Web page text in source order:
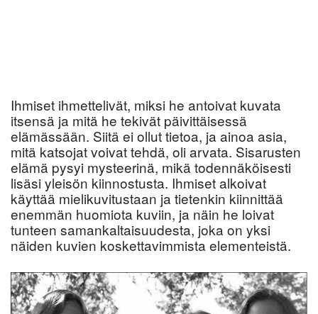
Ihmiset ihmettelivät, miksi he antoivat kuvata
itsensä ja mitä he tekivät päivittäisessä
elämässään. Siitä ei ollut tietoa, ja ainoa asia,
mitä katsojat voivat tehdä, oli arvata. Sisarusten
elämä pysyi mysteerinä, mikä todennäköisesti
lisäsi yleisön kiinnostusta. Ihmiset alkoivat
käyttää mielikuvitustaan ja tietenkin kiinnittää
enemmän huomiota kuviin, ja näin he loivat
tunteen samankaltaisuudesta, joka on yksi
näiden kuvien koskettavimmista elementeistä.